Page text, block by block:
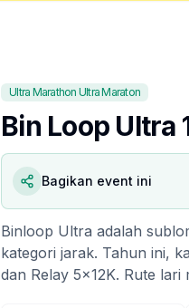
Ultra Marathon Ultra Maraton
Bin Loop Ultra
Bagikan event ini
Binloop Ultra adalah
kategori jarak. Tahun ini,
dan Relay 5x12K. Rute